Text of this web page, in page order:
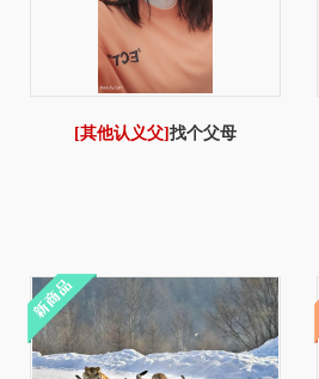
[其他认义父] 找个父母